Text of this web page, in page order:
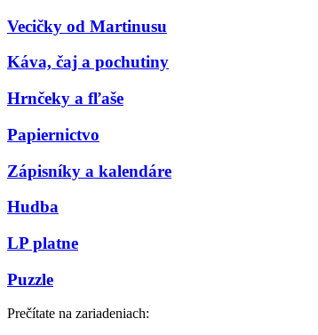
Vecičky od Martinusu
Káva, čaj a pochutiny
Hrnčeky a fľaše
Papiernictvo
Zápisníky a kalendáre
Hudba
LP platne
Puzzle
Prečítate na zariadeniach: